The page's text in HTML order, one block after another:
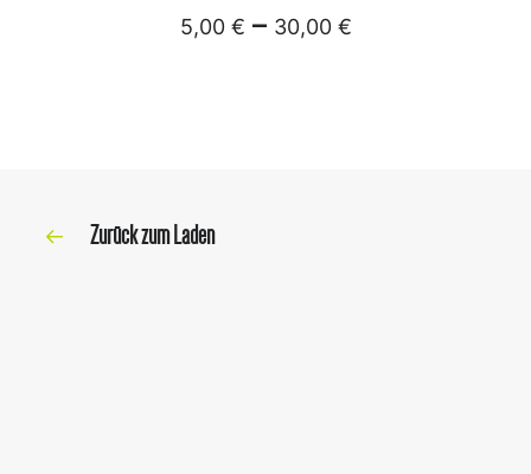
5,00 € – 30,00 €
Zurück zum Laden